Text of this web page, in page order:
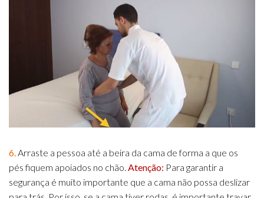
6.Arraste a pessoa até a beira da cama de forma a que os
pés fiquem apoiados no chão. Atenção: Para garantir a
segurança é muito importante que a cama não possa deslizar